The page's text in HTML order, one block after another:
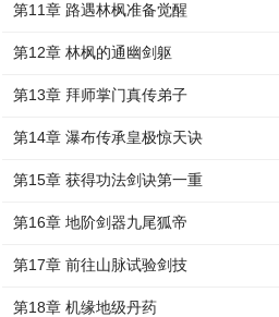
第11章 路遇林枫准备觉醒
第12章 林枫的通幽剑躯
第13章 拜师掌门真传弟子
第14章 瀑布传承皇极惊天诀
第15章 获得功法剑诀第一重
第16章 地阶剑器九尾狐帝
第17章 前往山脉试验剑技
第18章 机缘地级丹药